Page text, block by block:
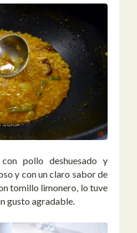
pollo deshuesado y
y con un claro sabor de
tomillo limonero, lo tuve
gusto agradable.